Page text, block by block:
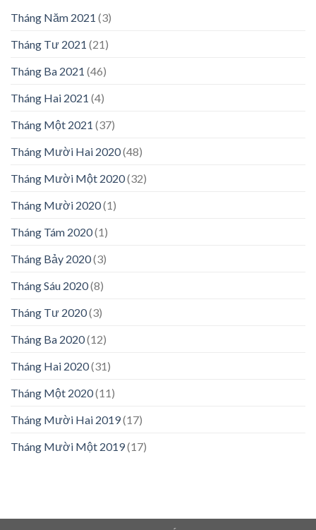
Tháng Năm 2021 (3)
Tháng Tư 2021 (21)
Tháng Ba 2021 (46)
Tháng Hai 2021 (4)
Tháng Một 2021 (37)
Tháng Mười Hai 2020(48)
Tháng Mười Một 2020(32)
Tháng Mười 2020(1)
Tháng Tám 2020(1)
Tháng Bảy 2020(3)
Tháng Sáu 2020(8)
Tháng Tư 2020(3)
Tháng Ba 2020(12)
Tháng Hai 2020(31)
Tháng Một 2020(11)
Tháng Mười Hai 2019(17)
Tháng Mười Một 2019(17)